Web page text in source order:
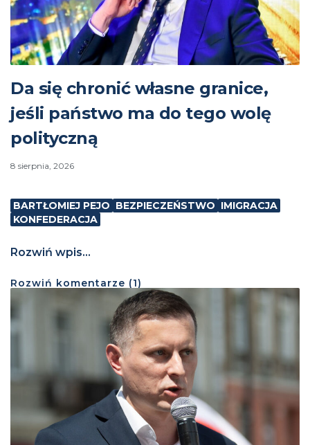
Da się chronić własne granice,
jeśli państwo ma do tego wolę
polityczną
8 sierpnia, 2026
BARTŁOMIEJ PEJO BEZPIECZEŃSTWO IMIGRACJA
KONFEDERACJA
Rozwiń wpis...
Rozwiń komentarze (1)